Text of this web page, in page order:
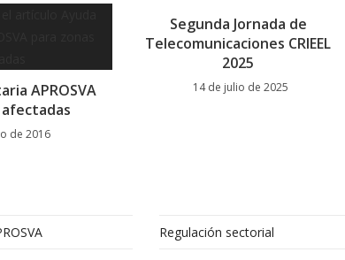
APROSVA
de 2016
Segunda Jornada de
Telecomunicaciones CRIEEL
2025
14 de julio de 2025
Regulación sectorial